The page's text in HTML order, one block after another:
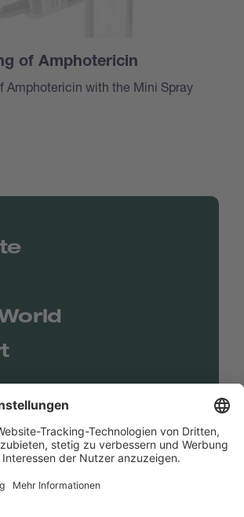
of Amphotericin
Amphotericin with the Mini Spray
us